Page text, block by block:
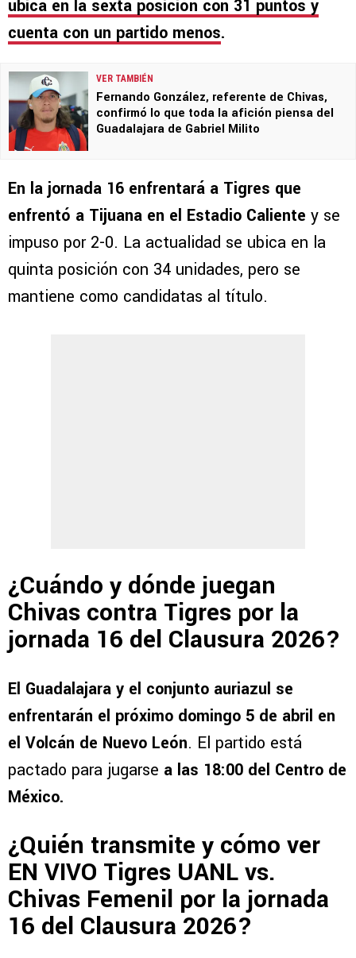
ubica en la sexta posición con 31 puntos y
cuenta con un partido menos.
VER TAMBIÉN
Fernando González, referente de Chivas,
confirmó lo que toda la afición piensa del
Guadalajara de Gabriel Milito
En la jornada 16 enfrentará a Tigres que
enfrentó a Tijuana en el Estadio Caliente y se
impuso por 2-0. La actualidad se ubica en la
quinta posición con 34 unidades, pero se
mantiene como candidatas al título.
¿Cuándo y dónde juegan
Chivas contra Tigres por la
jornada 16 del Clausura 2026?
El Guadalajara y el conjunto auriazul se
enfrentarán el próximo domingo 5 de abril en
el Volcán de Nuevo León. El partido está
pactado para jugarse a las 18:00 del Centro de
México.
¿Quién transmite y cómo ver
EN VIVO Tigres UANL vs.
Chivas Femenil por la jornada
16 del Clausura 2026?